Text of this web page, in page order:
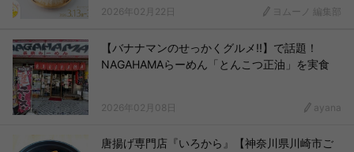
2026年02月22日 ヨムーノ 編集部
【バナナマンのせっかくグルメ!!】で話題！
NAGAHAMAらーめん「とんこつ正油」を実食
2026年02月08日 ayana
唐揚げ専門店『いろから』【神奈川県川崎市ご